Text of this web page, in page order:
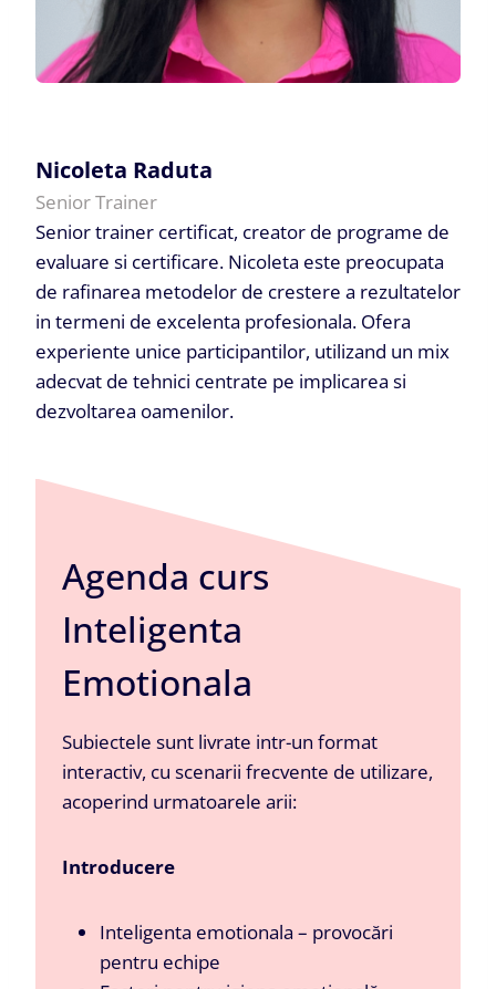
Nicoleta Raduta
Senior Trainer
Senior trainer certificat, creator de programe de
evaluare si certificare. Nicoleta este preocupata
de rafinarea metodelor de crestere a rezultatelor
in termeni de excelenta profesionala. Ofera
experiente unice participantilor, utilizand un mix
adecvat de tehnici centrate pe implicarea si
dezvoltarea oamenilor.
Agenda curs
Inteligenta
Emotionala
Subiectele sunt livrate intr-un format
interactiv, cu scenarii frecvente de utilizare,
acoperind urmatoarele arii:
Introducere
Inteligenta emotionala – provocări
pentru echipe